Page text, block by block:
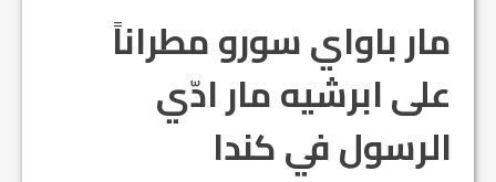
مار باواي سورو مطراناً
على ابرشيه مار ادّي
الرسول في كندا